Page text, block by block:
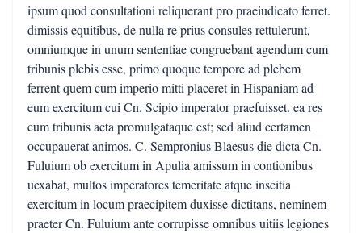
ipsum quod consultationi reliquerant pro praeiudicato ferret.
dimissis equitibus, de nulla re prius consules rettulerunt,
omniumque in unum sententiae congruebant agendum cum
tribunis plebis esse, primo quoque tempore ad plebem
ferrent quem cum imperio mitti placeret in Hispaniam ad
eum exercitum cui Cn. Scipio imperator praefuisset. ea res
cum tribunis acta promulgataque est; sed aliud certamen
occupauerat animos. C. Sempronius Blaesus die dicta Cn.
Fuluium ob exercitum in Apulia amissum in contionibus
uexabat, multos imperatores temeritate atque inscitia
exercitum in locum praecipitem duxisse dictitans, neminem
praeter Cn. Fuluium ante corrupisse omnibus uitiis legiones